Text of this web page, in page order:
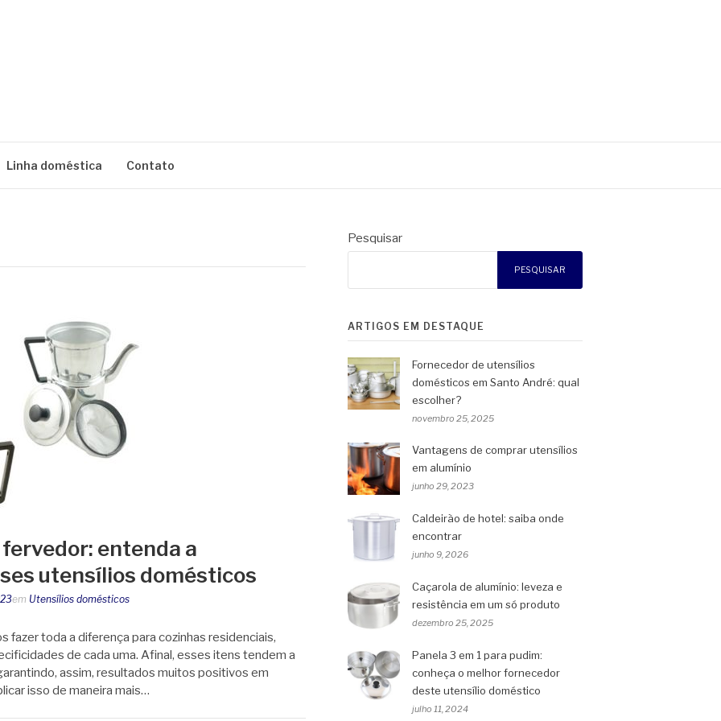
Linha doméstica Contato
entenda a
utensílios domésticos
em Utensílios domésticos
fazer toda a diferença para cozinhas residenciais,
de cada uma. Afinal, esses itens tendem a
assim, resultados muitos positivos em
isso de maneira mais…
Pesquisar
PESQUISAR
ARTIGOS EM DESTAQUE
Fornecedor de utensílios
domésticos em Santo André: qual
escolher?
novembro 25, 2025
Vantagens de comprar utensílios
em alumínio
junho 29, 2023
Caldeirão de hotel: saiba onde
encontrar
junho 9, 2026
Caçarola de alumínio: leveza e
resistência em um só produto
dezembro 25, 2025
Panela 3 em 1 para pudim:
conheça o melhor fornecedor
deste utensílio doméstico
julho 11, 2024